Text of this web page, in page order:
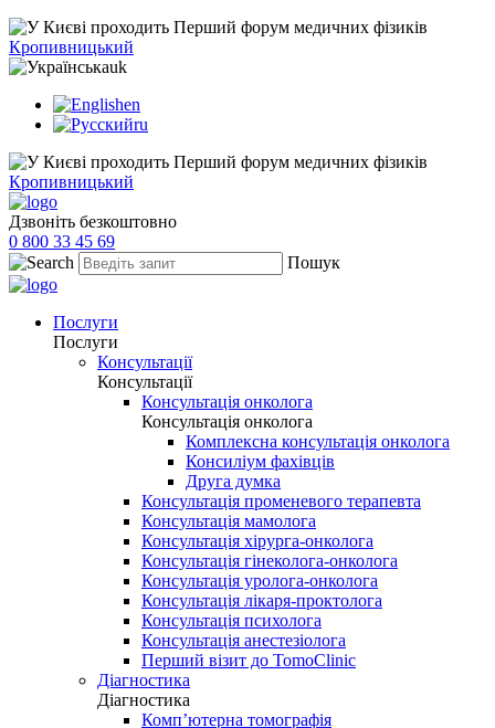
Кропивницький
uk
en
ru
Кропивницький
Дзвоніть безкоштовно
0 800 33 45 69
Пошук
Послуги
Послуги
Консультації
Консультації
Консультація онколога
Консультація онколога
Комплексна консультація онколога
Консиліум фахівців
Друга думка
Консультація променевого терапевта
Консультація мамолога
Консультація хірурга-онколога
Консультація гінеколога-онколога
Консультація уролога-онколога
Консультація лікаря-проктолога
Консультація психолога
Консультація анестезіолога
Перший візит до TomoClinic
Діагностика
Діагностика
Комп’ютерна томографія